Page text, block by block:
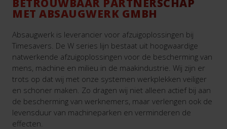
MET ABSAUGWERK GMBH
Absaugwerk is leverancier voor afzuigoplossingen bij
Timesavers. De W series lijn bestaat uit hoogwaardige
natwerkende afzuigoplossingen voor de bescherming van
mens, machine en milieu in de maakindustrie. Wij zijn er
trots op dat wij met onze systemen werkplekken veiliger
en schoner maken. Zo dragen wij niet alleen actief bij aan
de bescherming van werknemers, maar verlengen ook de
levensduur van machineparken en verminderen de
effecten.